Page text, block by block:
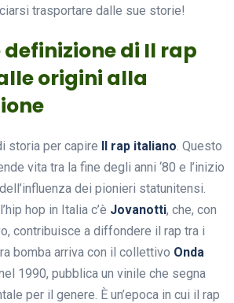
trasportare dalle sue storie!
definizione di Il rap
origini alla
storia per capire Il rap italiano. Questo
vita tra la fine degli anni ‘80 e l’inizio
dei pionieri statunitensi.
hop in Italia c’è Jovanotti, che, con
contribuisce a diffondere il rap tra i
bomba arriva con il collettivo Onda
1990, pubblica un vinile che segna
per il genere. È un’epoca in cui il rap